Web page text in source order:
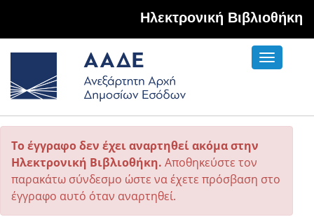
Hλεκτρονική Βιβλιοθήκη
Toggle
Το έγγραφο δεν έχει αναρτηθεί ακόμα στην
Ηλεκτρονική Βιβλιοθήκη. Αποθηκεύστε τον
παρακάτω σύνδεσμο ώστε να έχετε πρόσβαση στο
έγγραφο αυτό όταν αναρτηθεί.